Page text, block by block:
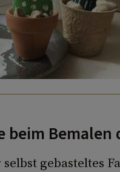
beim
gebasteltes